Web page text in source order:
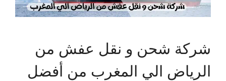
شركة شحن و نقل عفش من
الرياض الي المغرب من أفضل